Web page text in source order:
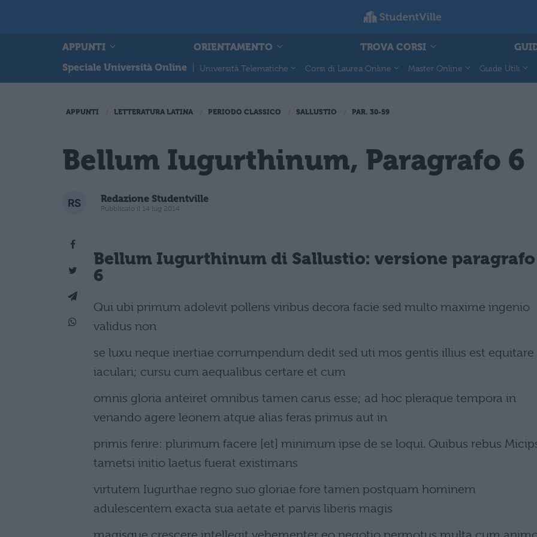
APPUNTI ORIENTAMENTO TROVA CORSI
Speciale Università Online
Università Telematiche Corsi di Laurea Online Master Online Guide Utili
APPUNTI LETTERATURA LATINA PERIODO CLASSICO SALLUSTIO PAR. 30-59
Bellum Iugurthinum, Paragrafo 6
Redazione Studentville
Pubblicato il 14 lug 2014
Bellum Iugurthinum di Sallustio: versione paragrafo
6
Qui ubi primum adolevit pollens viribus decora facie sed multo maxime ingenio
validus non
se luxu neque inertiae corrumpendum dedit sed uti mos gentis illius est equitare
iaculari; cursu cum aequalibus certare et cum
omnis gloria anteiret omnibus tamen carus esse; ad hoc pleraque tempora in
venando agere leonem atque alias feras primus aut in
primis ferire: plurimum facere [et] minimum ipse de se loqui. Quibus rebus
tametsi initio laetus fuerat existimans
virtutem Iugurthae regno suo gloriae fore tamen postquam hominem
adulescentem exacta sua aetate et parvis liberis magis